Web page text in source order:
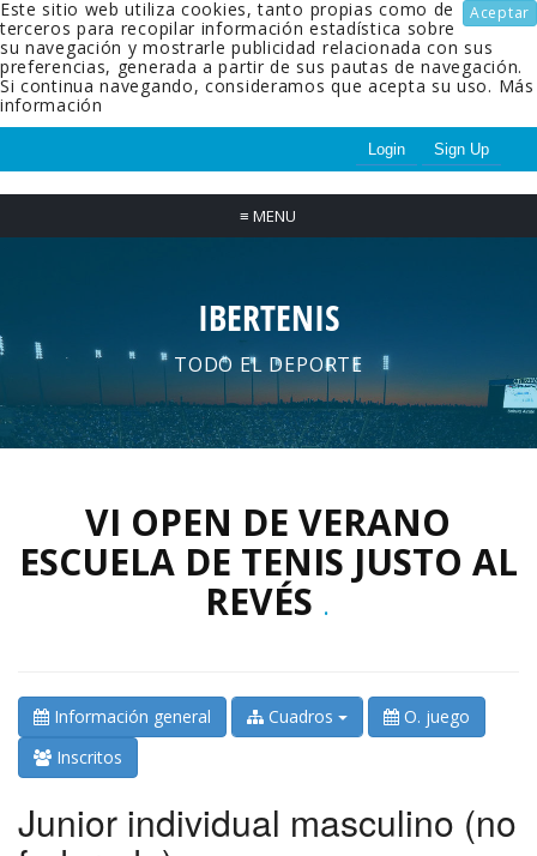
Aceptar
Este sitio web utiliza cookies, tanto propias como de
terceros para recopilar información estadística sobre
su navegación y mostrarle publicidad relacionada con sus
preferencias, generada a partir de sus pautas de navegación.
Si continua navegando, consideramos que acepta su uso. Más
información
Login Sign Up
≡ MENU
IBERTENIS
TODO EL DEPORTE
VI OPEN DE VERANO
ESCUELA DE TENIS JUSTO AL
REVÉS .
Información general Cuadros
O. juego
Inscritos
Junior individual masculino (no